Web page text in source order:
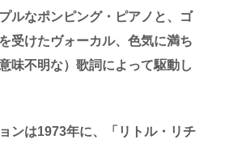
ルなポンピング・ピアノと、ゴ
受けたヴォーカル、色気に満ち
味不明な）歌詞によって駆動し
ンは1973年に、「リトル・リチ